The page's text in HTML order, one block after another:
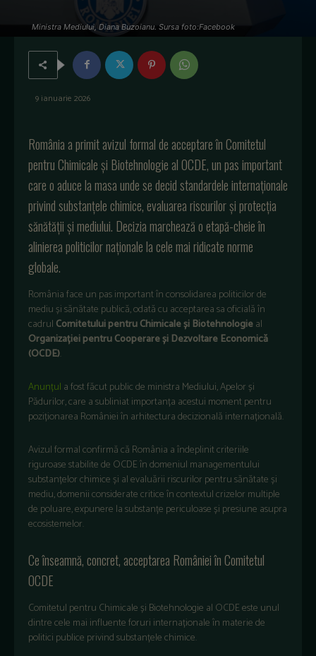
Ministra Mediului, Diana Buzoianu. Sursa foto:Facebook
9 ianuarie 2026
România a primit avizul formal de acceptare în Comitetul
pentru Chimicale și Biotehnologie al OCDE, un pas important
care o aduce la masa unde se decid standardele internaționale
privind substanțele chimice, evaluarea riscurilor și protecția
sănătății și mediului. Decizia marchează o etapă-cheie în
alinierea politicilor naționale la cele mai ridicate norme
globale.
România face un pas important în consolidarea politicilor de
mediu și sănătate publică, odată cu acceptarea sa oficială în
cadrul Comitetului pentru Chimicale și Biotehnologieal
Organizației pentru Cooperare și Dezvoltare Economică
(OCDE).
Anunțul a fost făcut public de ministra Mediului, Apelor și
Pădurilor, care a subliniat importanța acestui moment pentru
poziționarea României în arhitectura decizională internațională.
Avizul formal confirmă că România a îndeplinit criteriile
riguroase stabilite de OCDE în domeniul managementului
substanțelor chimice și al evaluării riscurilor pentru sănătate și
mediu, domenii considerate critice în contextul crizelor multiple
de poluare, expunere la substanțe periculoase și presiune asupra
ecosistemelor.
Ce înseamnă, concret, acceptarea României în Comitetul
OCDE
Comitetul pentru Chimicale și Biotehnologie al OCDE este unul
dintre cele mai influente foruri internaționale în materie de
politici publice privind substanțele chimice.